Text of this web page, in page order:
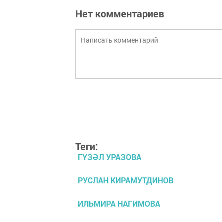
Нет комментариев
Теги:
ГҮЗӘЛ УРАЗОВА
РУСЛАН КИРАМУТДИНОВ
ИЛЬМИРА НАГИМОВА